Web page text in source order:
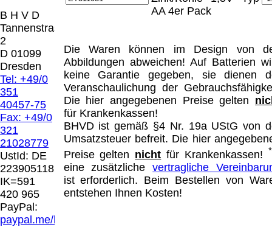
B H V D
Tannenstrasse
2
D 01099
Dresden
Tel: +49/0
351
40457-75
Fax: +49/0
321
21028779
UstId: DE
223905118
IK=591
420 965
PayPal:
paypal.me/blindenhilfsmittel
AA 4er Pack
Die Waren können im Design von
Abbildungen abweichen! Auf Batterien
keine Garantie gegeben, sie dienen
Veranschaulichung der
Die hier angegebenen Preise gelten
für Krankenkassen!
BHVD ist gemäß §4 Nr. 19a UStG von
Umsatzsteuer befreit. Die hier
Preise gelten nicht für Krankenkassen!
eine zusätzlichevertragliche
ist erforderlich. Beim Bestellen von
entstehen Ihnen Kosten!
keinen
Datenträger.
Die in diesem Dokument genannten
Warenzeichen sind Eigentum der jeweiligen
Firmen. Preisänderungen, Irrtümer und
technische Änderungen vorbehalten.
letzte Änderung: 22. Januar 2025 Blinden
Hilfsmittel Vertrieb Dresden,
Mit einem Urteil vom 12.05.1998 - 312 O
85/98 - Haftung für Links hat das Landgericht
Hamburg entschieden, dass man durch die
Anbringung eines Links, die Inhalte der
gelinkten Seite ggf. mit zu verantworten hat.
Dieses kann nur dadurch verhindert werden,
dass man sich ausdrücklich von diesen